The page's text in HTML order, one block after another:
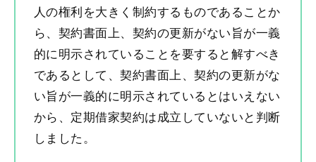
人の権利を大きく制約するものであることか
ら、契約書面上、契約の更新がない旨が一義
的に明示されていることを要すると解すべき
であるとして、契約書面上、契約の更新がな
い旨が一義的に明示されているとはいえない
から、定期借家契約は成立していないと判断
しました。